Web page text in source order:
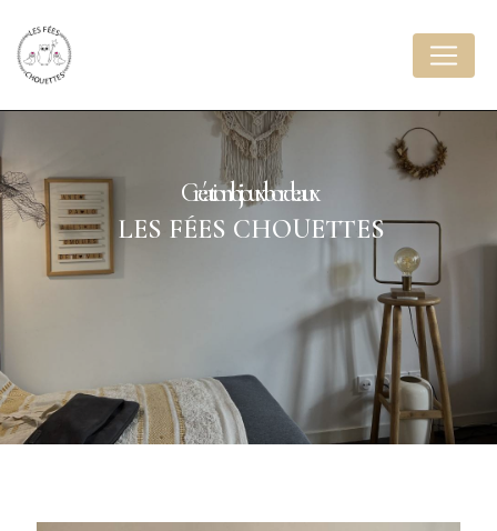
création bijoux bordeaux
LES FÉES CHOUETTES